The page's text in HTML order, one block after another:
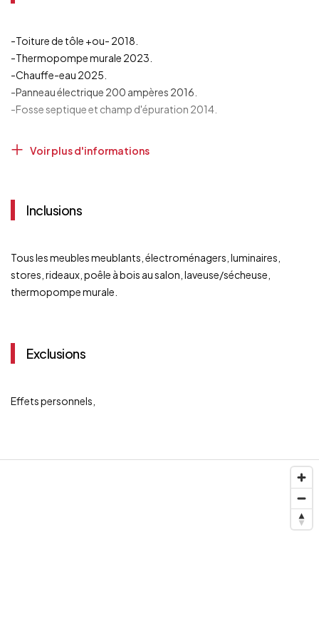
Revêtements
Sous-sol
Stationnement
Topographie Plat
Zonage Résidentiel
-Toiture de tôle +ou- 2018.
-Thermopompe murale 2023.
-Chauffe-eau 2025.
-Panneau électrique 200 ampères 2016.
-Fosse septique et champ d'épuration 2014.
Voir plus d'informations
Inclusions
Tous les meubles meublants, électroménagers, luminaires,
stores, rideaux, poêle à bois au salon, laveuse/sécheuse,
thermopompe murale.
Exclusions
Effets personnels,